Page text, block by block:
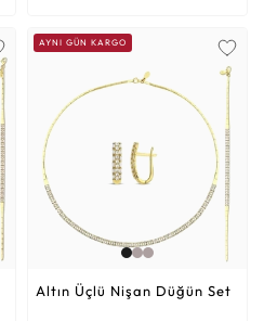
AYNI GÜN KARGO
Altın Üçlü Nişan Düğün Set